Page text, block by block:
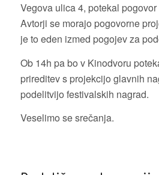
Vegova ulica 4, potekal
Avtorji se morajo pogovorne
je to eden izmed pogojev za
Ob 14h pa bo v Kinodvoru
prireditev s projekcijo glavnih
podelitvijo festivalskih nagrad.
Veselimo se srečanja.